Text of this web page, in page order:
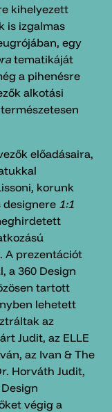
kihelyezett
is izgalmas
egy
tematikáját
a pihenésre
alkotási
előadásaira,
korunk
designere 1:1
A prezentációt
a 360 Design
tartott
lehetett
az
Judit, az ELLE
az Ivan & The
Horváth Judit,
végig a